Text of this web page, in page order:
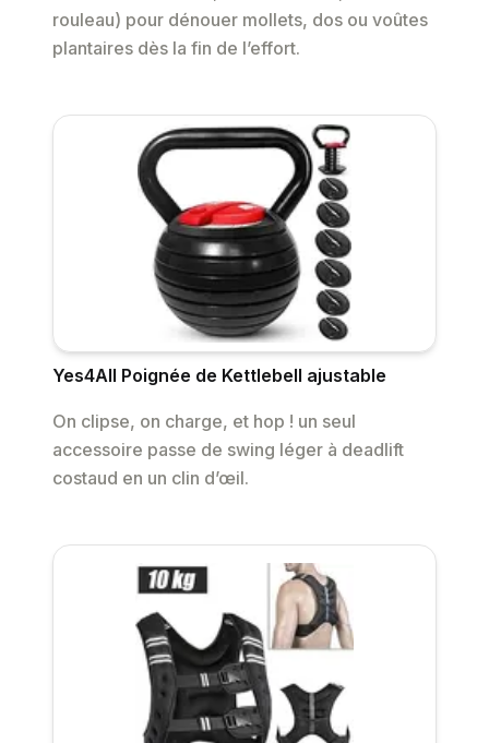
rouleau) pour dénouer mollets, dos ou voûtes
plantaires dès la fin de l’effort.
Yes4All Poignée de Kettlebell ajustable
On clipse, on charge, et hop ! un seul
accessoire passe de swing léger à deadlift
costaud en un clin d’œil.